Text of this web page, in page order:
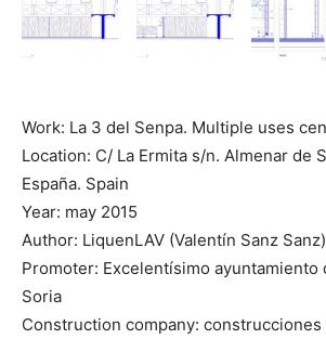
Work: La 3 del Senpa. Multiple uses
Location: C/ La Ermita s/n. Almenar de
España. Spain
Year: may 2015
Author: LiquenLAV (Valentín Sanz Sanz)
Promoter: Excelentísimo ayuntamiento
Soria
Construction company: construcciones